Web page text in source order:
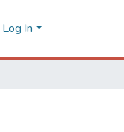
Log In